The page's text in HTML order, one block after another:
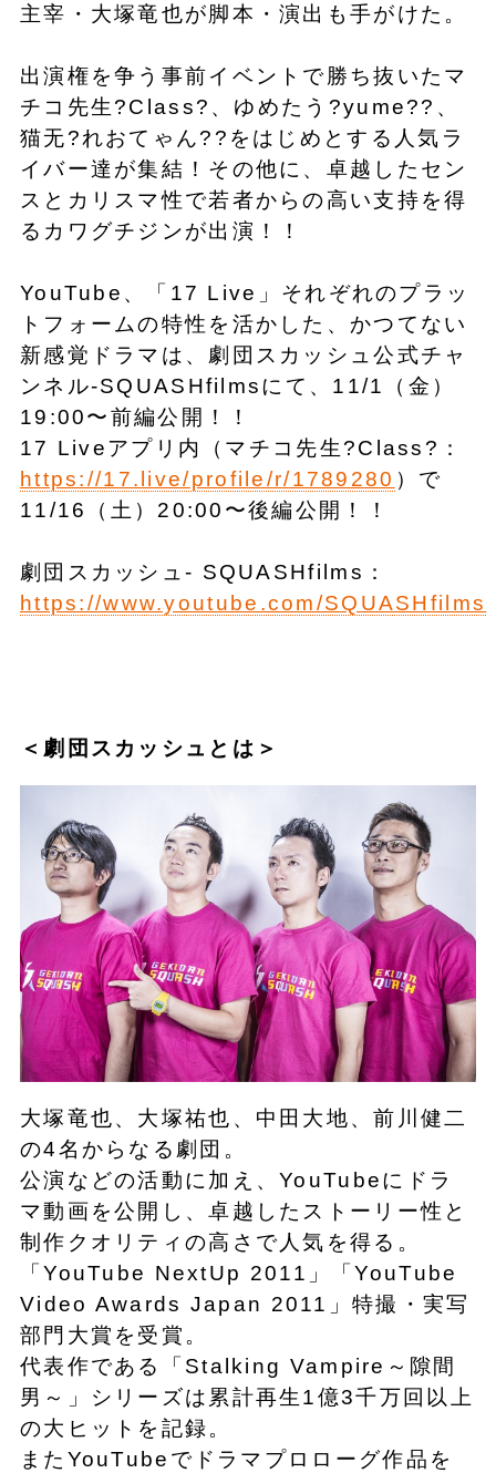
主宰・大塚竜也が脚本・演出も手がけた。
出演権を争う事前イベントで勝ち抜いたマ
チコ先生?Class?、ゆめたう?yume??、
猫无?れおてゃん??をはじめとする人気ラ
イバー達が集結！その他に、卓越したセン
スとカリスマ性で若者からの高い支持を得
るカワグチジンが出演！！
YouTube、「17 Live」それぞれのプラッ
トフォームの特性を活かした、かつてない
新感覚ドラマは、劇団スカッシュ公式チャ
ンネル-SQUASHfilmsにて、11/1（金）
19:00〜前編公開！！
17 Liveアプリ内（マチコ先生?Class?：
https://17.live/profile/r/1789280 ）で
11/16（土）20:00〜後編公開！！
劇団スカッシュ- SQUASHfilms：
https://www.youtube.com/SQUASHfilms
＜劇団スカッシュとは＞
大塚竜也、大塚祐也、中田大地、前川健二
の4名からなる劇団。
公演などの活動に加え、YouTubeにドラ
マ動画を公開し、卓越したストーリー性と
制作クオリティの高さで人気を得る。
「YouTube NextUp 2011」「YouTube
Video Awards Japan 2011」特撮・実写
部門大賞を受賞。
代表作である「Stalking Vampire～隙間
男～」シリーズは累計再生1億3千万回以上
の大ヒットを記録。
またYouTubeでドラマプロローグ作品を